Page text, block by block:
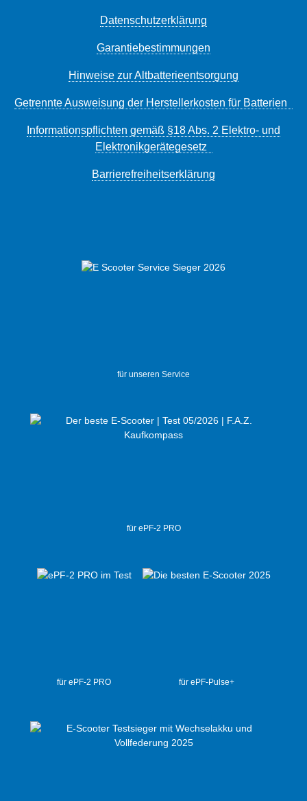
Datenschutzerklärung
Garantiebestimmungen
Hinweise zur Altbatterieentsorgung
Getrennte Ausweisung der Herstellerkosten für Batterien
Informationspflichten gemäß §18 Abs. 2 Elektro- und
Elektronikgerätegesetz
Barrierefreiheitserklärung
für unseren Service
für ePF-2 PRO
für ePF-2 PRO für ePF-Pulse+